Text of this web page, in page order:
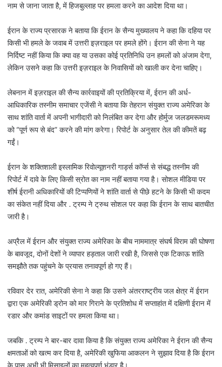
नाम से जाना जाता है, में हिजबुल्लाह पर हमला करने का आदेश दिया था।
ईरान के राज्य प्रसारक ने बताया कि ईरान के सैन्य मुख्यालय ने कहा कि दहिया पर
किसी भी हमले के जवाब में उत्तरी इज़राइल पर हमले होंगे। ईरान की सेना ने यह
निर्दिष्ट नहीं किया कि क्या वह या उसका कोई प्रतिनिधि उन हमलों को अंजाम देगा,
लेकिन उसने कहा कि उत्तरी इज़राइल के निवासियों को खाली कर देना चाहिए।
लेबनान में इज़राइल की सैन्य कार्रवाइयों की प्रतिक्रिया में, ईरान की अर्ध-
आधिकारिक तस्नीम समाचार एजेंसी ने बताया कि तेहरान संयुक्त राज्य अमेरिका के
साथ शांति वार्ता में अपनी भागीदारी को निलंबित कर देगा और होर्मुज जलडमरूमध्य
को “पूर्ण रूप से बंद” करने की मांग करेगा। रिपोर्ट के अनुसार तेल की कीमतें बढ़
गईं।
ईरान के शक्तिशाली इस्लामिक रिवोल्यूशनरी गार्ड्स कॉर्प्स से संबद्ध तस्नीम की
रिपोर्ट में दावे के लिए किसी स्रोत का नाम नहीं बताया गया है। सोशल मीडिया पर
शीर्ष ईरानी अधिकारियों की टिप्पणियों ने शांति वार्ता से पीछे हटने के किसी भी कदम
का संकेत नहीं दिया और . ट्रम्प ने ट्रुथ सोशल पर कहा कि ईरान के साथ बातचीत
जारी है।
अप्रैल में ईरान और संयुक्त राज्य अमेरिका के बीच नाममात्र संघर्ष विराम की घोषणा
के बावजूद, दोनों देशों ने व्यापार हड़ताल जारी रखी है, जिससे एक टिकाऊ शांति
समझौते तक पहुंचने के प्रयास तनावपूर्ण हो गए हैं।
रविवार देर रात, अमेरिकी सेना ने कहा कि उसने अंतरराष्ट्रीय जल क्षेत्र में ईरान
द्वारा एक अमेरिकी ड्रोन को मार गिराने के प्रतिशोध में सप्ताहांत में दक्षिणी ईरान में
रडार और कमांड साइटों पर हमला किया था।
जबकि . ट्रम्प ने बार-बार दावा किया है कि संयुक्त राज्य अमेरिका ने ईरान की सैन्य
क्षमताओं को खत्म कर दिया है, अमेरिकी खुफिया आकलन ने सुझाव दिया है कि ईरान